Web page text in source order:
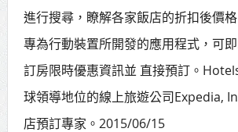
進行搜尋，瞭解各家飯店的折扣後價
專為行動裝置所開發的應用程式，可
訂房限時優惠資訊並 直接預訂。
球領導地位的線上旅遊公司Expedia,
店預訂專家。2015/06/15